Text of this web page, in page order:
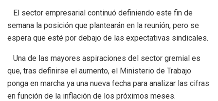
El sector empresarial continuó definiendo este fin de
semana la posición que plantearán en la reunión, pero se
espera que esté por debajo de las expectativas sindicales.
Una de las mayores aspiraciones del sector gremial es
que, tras definirse el aumento, el Ministerio de Trabajo
ponga en marcha ya una nueva fecha para analizar las cifras
en función de la inflación de los próximos meses.